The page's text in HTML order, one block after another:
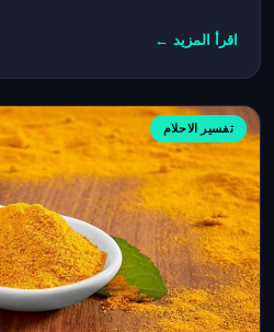
اقرأ المزيد ←
تفسير الاحلام